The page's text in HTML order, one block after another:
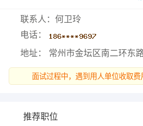
联系人：何卫玲
电话：
地址： 常州市金坛区南二环东
面试过程中，遇到用人单位收取费
推荐职位